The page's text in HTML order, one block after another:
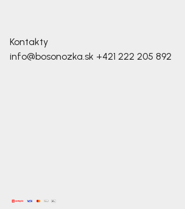
Kontakty
info@bosonozka.sk +421 222 205 892